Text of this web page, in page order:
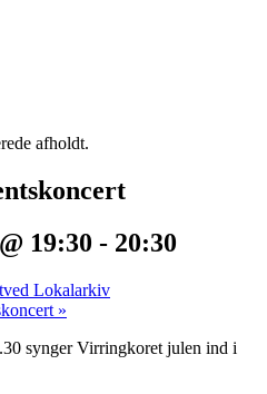
afholdt.
19:30 - 20:30
Lokalarkiv
»
synger Virringkoret julen ind i